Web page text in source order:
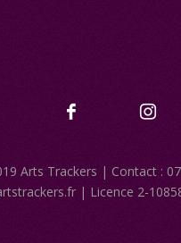
Arts Trackers | Contact :
| Licence 2-